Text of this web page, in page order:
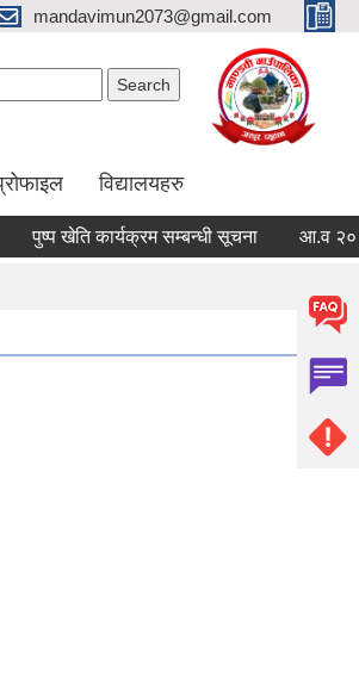
mandavimun2073@gmail.com
विद्यालयहरु
पुष्प खेति कार्यक्रम सम्बन्धी सूचना आ.व २०८३/